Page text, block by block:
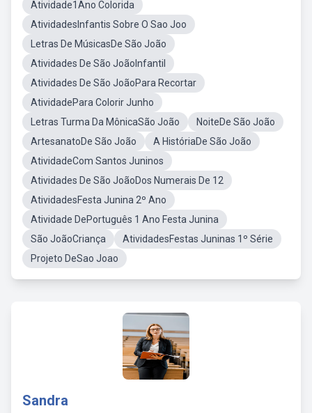
Atividade1Ano Colorida
AtividadesInfantis Sobre O Sao Joo
Letras De MúsicasDe São João
Atividades De São JoãoInfantil
Atividades De São JoãoPara Recortar
AtividadePara Colorir Junho
Letras Turma Da MônicaSão João
NoiteDe São João
ArtesanatoDe São João
A HistóriaDe São João
AtividadeCom Santos Juninos
Atividades De São JoãoDos Numerais De 12
AtividadesFesta Junina 2º Ano
Atividade DePortuguês 1 Ano Festa Junina
São JoãoCriança
AtividadesFestas Juninas 1º Série
Projeto DeSao Joao
Sandra